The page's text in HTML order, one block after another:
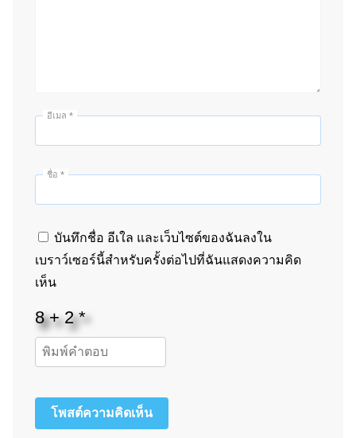
อีเมล *
ชื่อ *
บันทึกชื่อ อีเใล และเว็บไซต์ของฉันลงใน
เบราว์เซอร์นี้สำหรับครั้งต่อไปที่ฉันแสดงความคิด
เห็น
โพสต์ความคิดเห็น